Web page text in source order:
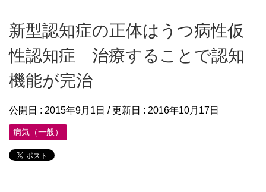
新型認知症の正体はうつ病性仮
性認知症 治療することで認知
機能が完治
公開日 : 2015年9月1日 / 更新日 : 2016年10月17日
病気（一般）